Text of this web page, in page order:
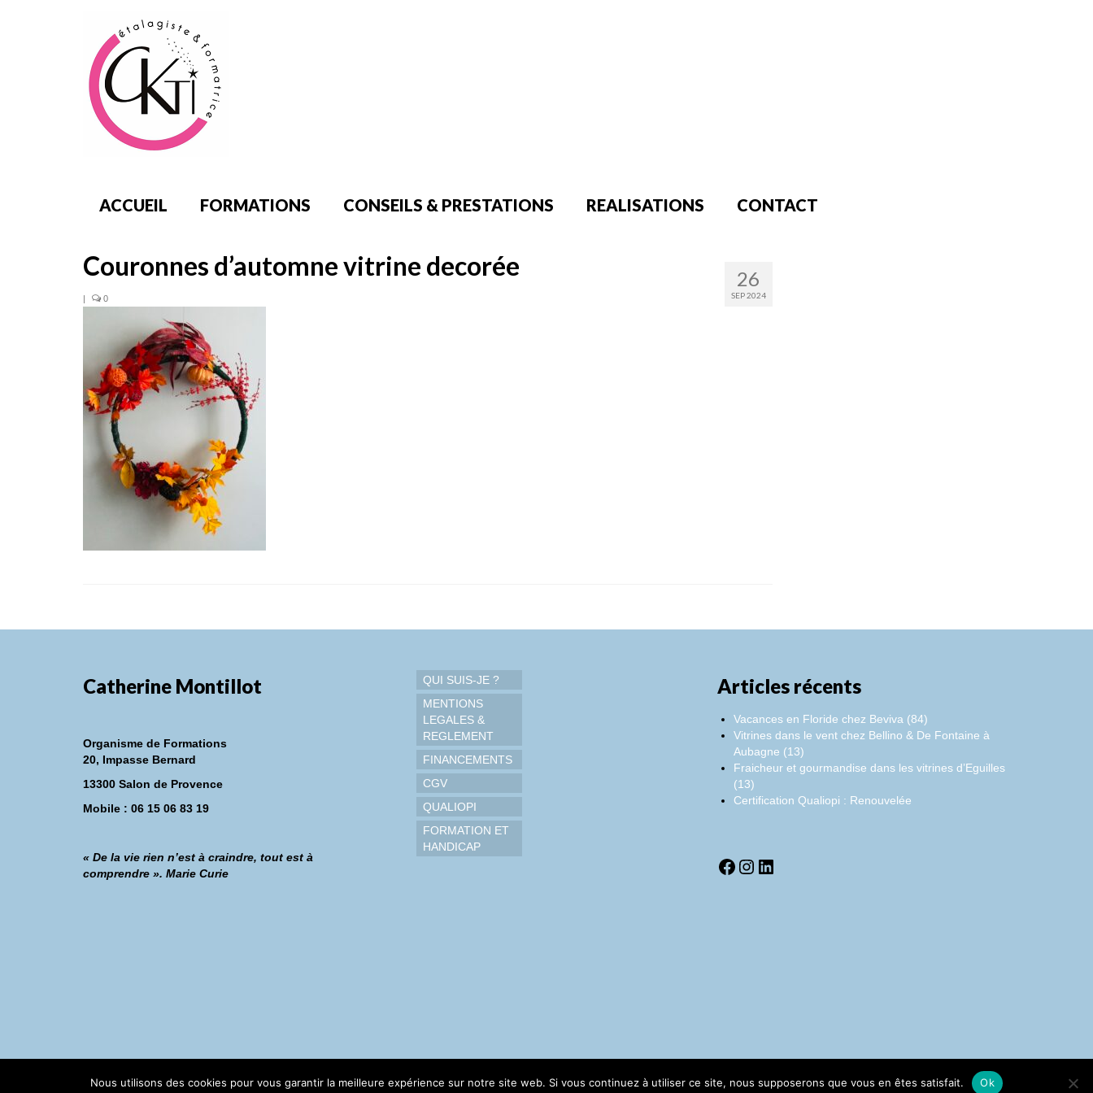
ACCUEIL FORMATIONS CONSEILS & PRESTATIONS REALISATIONS CONTACT
26
SEP 2024
Couronnes d’automne vitrine decorée
| 0
Catherine Montillot
Organisme de Formations
20, Impasse Bernard
13300 Salon de Provence
Mobile : 06 15 06 83 19
« De la vie rien n’est à craindre, tout est à
comprendre ». Marie Curie
QUI SUIS-JE ?
MENTIONS
LEGALES &
REGLEMENT
FINANCEMENTS
CGV
QUALIOPI
FORMATION ET
HANDICAP
Articles récents
Vacances en Floride chez Beviva (84)
Vitrines dans le vent chez Bellino & De Fontaine à
Aubagne (13)
Fraicheur et gourmandise dans les vitrines d’Eguilles
(13)
Certification Qualiopi : Renouvelée
Facebook
Instagram
LinkedIn
©Catherine Montillot
Nous utilisons des cookies pour vous garantir la meilleure expérience sur notre site web. Si vous continuez à utiliser ce site, nous supposerons que vous en êtes satisfait. Ok